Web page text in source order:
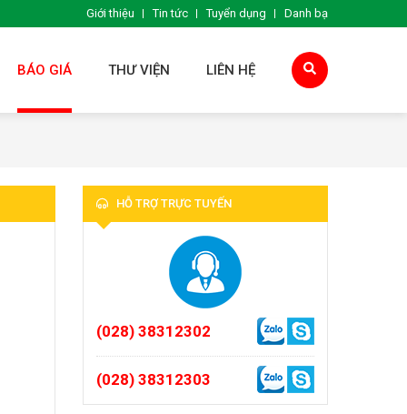
Giới thiệu Tin tức Tuyển dụng Danh bạ
BÁO GIÁ THƯ VIỆN LIÊN HỆ
HỖ TRỢ TRỰC TUYẾN
(028) 38312302
(028) 38312303